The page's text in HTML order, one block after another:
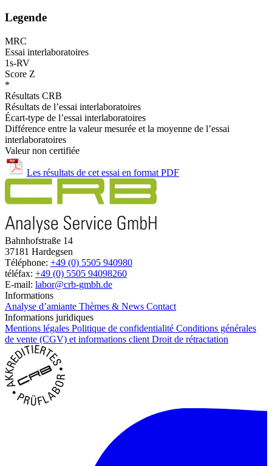
Legende
MRC
Essai interlaboratoires
1s-RV
Score Z
*
Résultats CRB
Résultats de l’essai interlaboratoires
Écart-type de l’essai interlaboratoires
Différence entre la valeur mesurée et la moyenne de l’essai
interlaboratoires
Valeur non certifiée
Les résultats de cet essai en format PDF
Bahnhofstraße 14
37181 Hardegsen
Téléphone: +49 (0) 5505 940980
téléfax: +49 (0) 5505 94098260
E-mail: labor@crb-gmbh.de
Informations
Analyse d’amiante Thèmes & News Contact
Informations juridiques
Mentions légales Politique de confidentialité Conditions générales
de vente (CGV) et informations client Droit de rétractation